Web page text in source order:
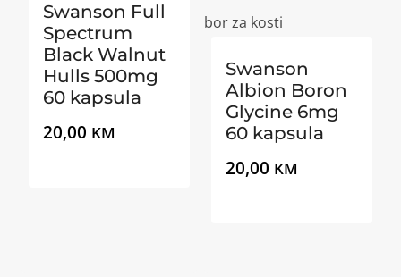
Swanson Full
Spectrum
Black Walnut
Hulls 500mg
60 kapsula
20,00 KM
Swanson
Albion Boron
Glycine 6mg
60 kapsula
20,00 KM